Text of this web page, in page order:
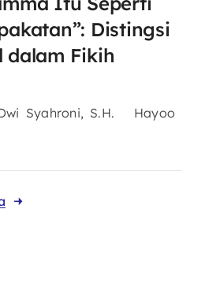
Distingsi
dalam Fikih
Syahroni, S.H. Hayoo